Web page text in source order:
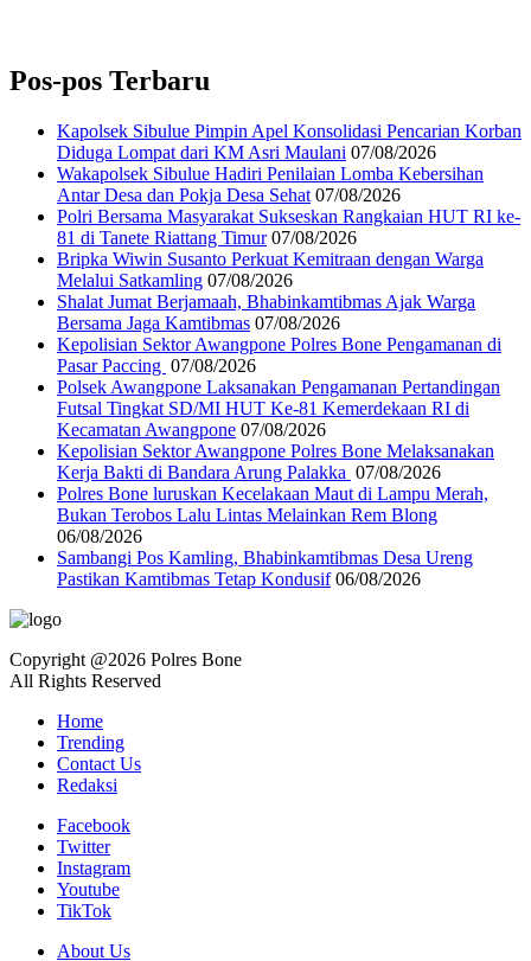
Pos-pos Terbaru
Kapolsek Sibulue Pimpin Apel Konsolidasi Pencarian Korban
Diduga Lompat dari KM Asri Maulani 07/08/2026
Wakapolsek Sibulue Hadiri Penilaian Lomba Kebersihan
Antar Desa dan Pokja Desa Sehat 07/08/2026
Polri Bersama Masyarakat Sukseskan Rangkaian HUT RI ke-
81 di Tanete Riattang Timur 07/08/2026
Bripka Wiwin Susanto Perkuat Kemitraan dengan Warga
Melalui Satkamling 07/08/2026
Shalat Jumat Berjamaah, Bhabinkamtibmas Ajak Warga
Bersama Jaga Kamtibmas 07/08/2026
Kepolisian Sektor Awangpone Polres Bone Pengamanan di
Pasar Paccing ‎ 07/08/2026
Polsek Awangpone Laksanakan Pengamanan Pertandingan
Futsal Tingkat SD/MI HUT Ke-81 Kemerdekaan RI di
Kecamatan Awangpone 07/08/2026
‎Kepolisian Sektor Awangpone Polres Bone Melaksanakan
Kerja Bakti di Bandara Arung Palakka ‎ 07/08/2026
Polres Bone luruskan Kecelakaan Maut di Lampu Merah,
Bukan Terobos Lalu Lintas Melainkan Rem Blong
06/08/2026
Sambangi Pos Kamling, Bhabinkamtibmas Desa Ureng
Pastikan Kamtibmas Tetap Kondusif 06/08/2026
Copyright @2026 Polres Bone
All Rights Reserved
Home
Trending
Contact Us
Redaksi
Facebook
Twitter
Instagram
Youtube
TikTok
About Us